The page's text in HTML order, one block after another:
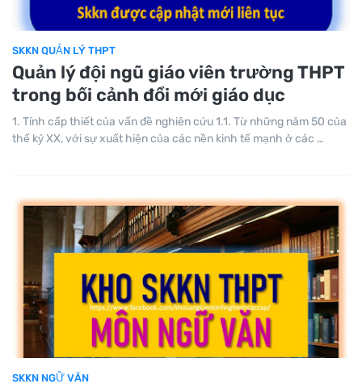
SKKN QUẢN LÝ THPT
Quản lý đội ngũ giáo viên trường THPT
trong bối cảnh đổi mới giáo dục
1. Tính cấp thiết của vấn đề nghiên cứu 1.1. Từ những năm 50 của
thế kỷ XX, với sự xuất hiện của các nền kinh tế mạnh ở các …
SKKN NGỮ VĂN